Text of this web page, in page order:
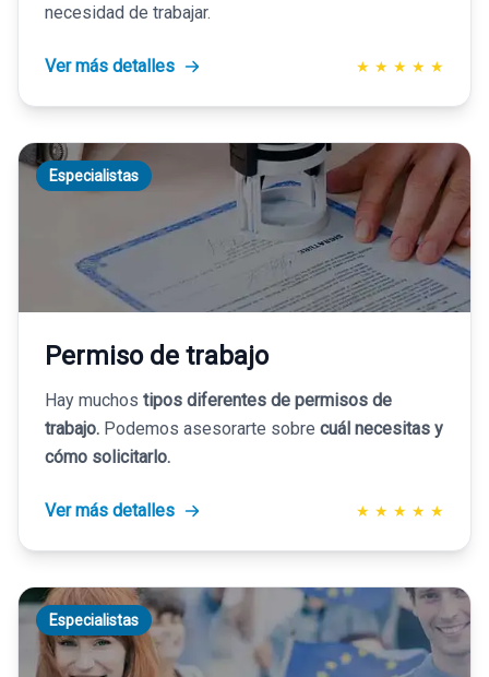
necesidad de trabajar.
Ver más detalles ★ ★ ★ ★ ★
Especialistas
Permiso de trabajo
Hay muchos tipos diferentes de permisos de
trabajo. Podemos asesorarte sobre cuál necesitas y
cómo solicitarlo.
Ver más detalles ★ ★ ★ ★ ★
Especialistas